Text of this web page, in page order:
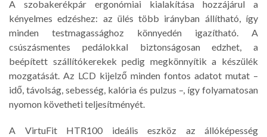
A szobakerékpár ergonómiai kialakítása hozzájárul a
kényelmes edzéshez: az ülés több irányban állítható, így
minden testmagassághoz könnyedén igazítható. A
csúszásmentes pedálokkal biztonságosan edzhet, a
beépített szállítókerekek pedig megkönnyítik a készülék
mozgatását. Az LCD kijelző minden fontos adatot mutat –
idő, távolság, sebesség, kalória és pulzus –, így folyamatosan
nyomon követheti teljesítményét.
A VirtuFit HTR100 ideális eszköz az állóképesség